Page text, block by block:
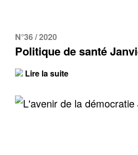
N°36 / 2020
Politique de santé
Lire la suite